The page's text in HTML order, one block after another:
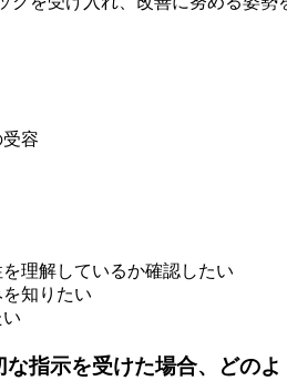
容
理解しているか確認したい
知りたい
指示を受けた場合、どのよ